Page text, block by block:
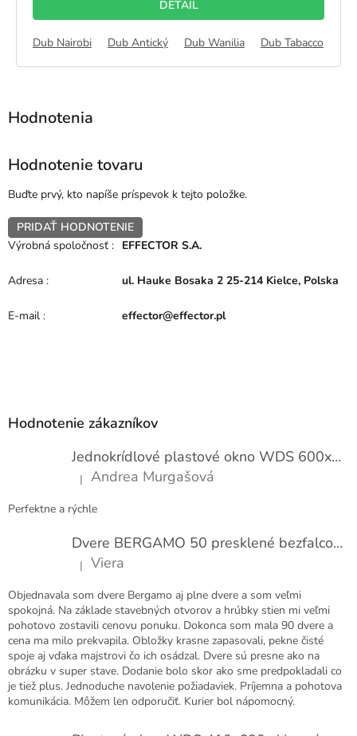
DETAIL
Dub Nairobi Dub Antický Dub Wanilia Dub Tabacco
Hodnotenie tovaru
Buďte prvý, kto napíše príspevok k tejto položke.
PRIDAŤ HODNOTENIE
Výrobná spoločnosť : EFFECTOR S.A.
Adresa : ul. Hauke Bosaka 2 25-214 Kielce, Polska
E-mail : effector@effector.pl
Hodnotenie zákazníkov
Jednokrídlové plastové okno WDS 600x1000
Hodnotenie produktu je 5 z 5 hviezdičiek.
| Andrea Murgašová
Perfektne a rýchle
Dvere BERGAMO 50 presklené bezfalcové EXTRA
Hodnotenie produktu je 5 z 5 hviezdičiek.
| Viera
Objednavala som dvere Bergamo aj plne dvere a som veľmi
spokojná. Na základe stavebných otvorov a hrúbky stien mi veľmi
pohotovo zostavili cenovu ponuku. Dokonca som mala 90 dvere a
cena ma milo prekvapila. Obložky krasne zapasovali, pekne čisté
spoje aj vďaka majstrovi čo ich osádzal. Dvere sú presne ako na
obrázku v super stave. Dodanie bolo skor ako sme predpokladali co
je tiež plus. Jednoduche navolenie požiadaviek. Príjemna a pohotova
komunikácia. Môžem len odporučiť. Kurier bol nápomocný.